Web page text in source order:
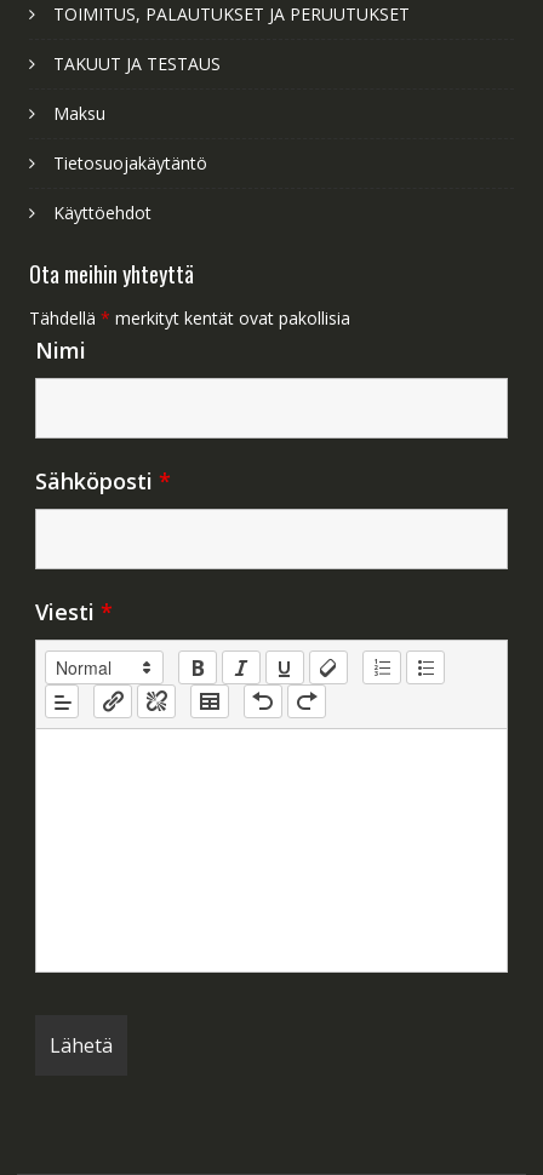
TOIMITUS, PALAUTUKSET JA PERUUTUKSET
TAKUUT JA TESTAUS
Maksu
Tietosuojakäytäntö
Käyttöehdot
Ota meihin yhteyttä
Tähdellä * merkityt kentät ovat pakollisia
Nimi
Sähköposti *
Viesti *